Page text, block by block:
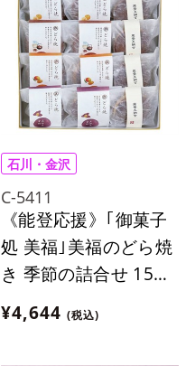
石川・金沢
C-5411
《能登応援》｢御菓子
処 美福｣美福のどら焼
き 季節の詰合せ 15個
入
¥4,644 (税込)